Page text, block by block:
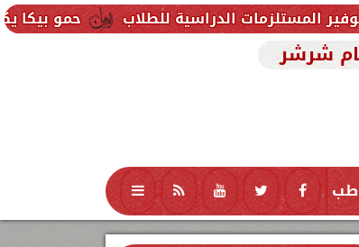
حمو بيكا يكشف سر خسارة 40 كيلو في شهرين: التزمت بنظام غذائي وتعليمات الطبيب للطلاب
شرشر
تكنولوجيا منوعات محافظات